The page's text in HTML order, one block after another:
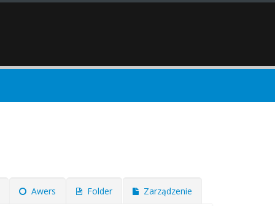
Awers Folder Zarządzenie